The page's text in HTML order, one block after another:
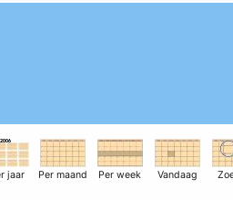
jaar Per maand Per week Vandaag